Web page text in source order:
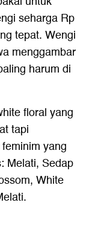
seharga Rp
tepat. Wengi
menggambar
harum di
floral yang
tapi
yang
Melati, Sedap
White